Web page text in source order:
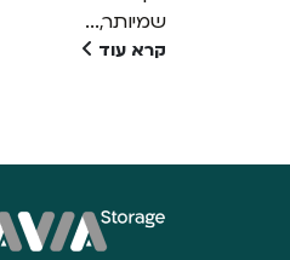
שמיותר,...
קרא עוד